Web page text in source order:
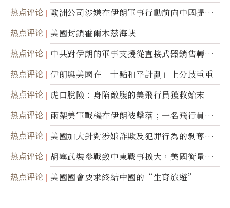
職責
热点评论
歐洲公司涉嫌在伊朗軍事行動前向中國提供
美軍基地的衛星影像
热点评论 美國封鎖霍爾木茲海峽
热点评论
中共對伊朗的軍事支援從直接武器銷售轉向
間接技術轉讓
热点评论 伊朗與美國在「十點和平計劃」上分歧重重
热点评论 虎口脫險：身陷敵腹的美飛行員獲救始末
热点评论
兩架美軍戰機在伊朗被擊落；一名飛行員失
蹤
热点评论
美國加大針對涉嫌詐欺及犯罪行為的剝奪公
民權力度
热点评论
胡塞武裝參戰致中東戰事擴大，美國衡量地
面入侵的可能性
热点评论 美國國會要求終結中國的“生育旅遊”